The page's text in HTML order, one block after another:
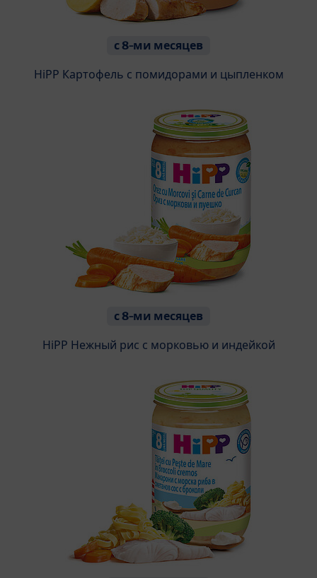
с 8-ми месяцев
HiPP Картофель с помидорами и цыпленком
с 8-ми месяцев
HiPP Нежный рис с морковью и индейкой